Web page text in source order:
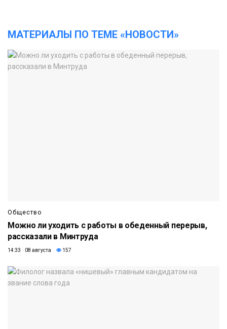
МАТЕРИАЛЫ ПО ТЕМЕ «НОВОСТИ»
Общество
Можно ли уходить с работы в обеденный перерыв,
рассказали в Минтруда
14:33 08 августа 157